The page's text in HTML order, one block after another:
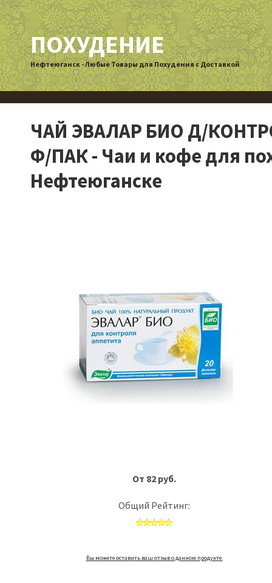
ПОХУДЕНИЕ
Нефтеюганск - Любые Товары для Похудения с Доставкой
ЧАЙ ЭВАЛАР БИО Д/
Ф/ПАК - Чаи и кофе для
Нефтеюганске
От 82 руб.
Общий Рейтинг:
Вы можете оставить ваш отзыв о данном продукте.